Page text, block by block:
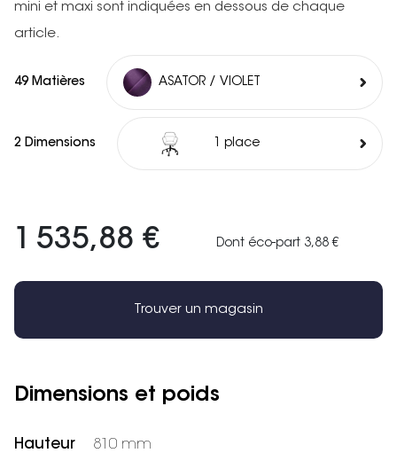
mini et maxi sont indiquées en dessous de chaque
article.
49 Matières ASATOR / VIOLET
2 Dimensions 1 place
1 535,88 € Dont éco-part 3,88 €
Trouver un magasin
Dimensions et poids
Hauteur 810 mm